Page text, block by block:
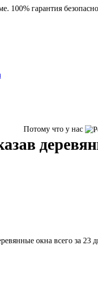
100% гарантия
Потому что у нас
окна всего за 23